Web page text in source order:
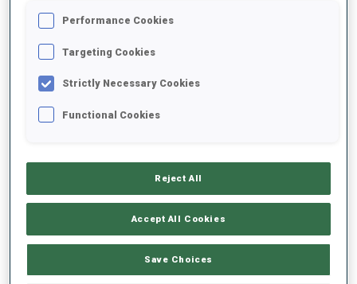
04 JANV. 2001
DÉBUTS CM
2022
DÉPARTS CM
ÉQUIPE COUPE DU MONDE FEMMES (KAZ)
Performance Cookies
Targeting Cookies
Strictly Necessary Cookies
Functional Cookies
Reject All
Accept All Cookies
Save Choices